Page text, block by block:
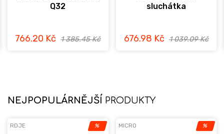
Q32
766.20 Kč 1 385.45 Kč
sluchátka
676.98 Kč 1 039.09 Kč
NEJPOPULÁRNĚJŠÍ PRODUKTY
%
RDJE %
MICRO